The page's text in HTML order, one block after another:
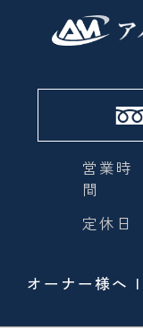
営業時
間
定休日
オーナー様へ